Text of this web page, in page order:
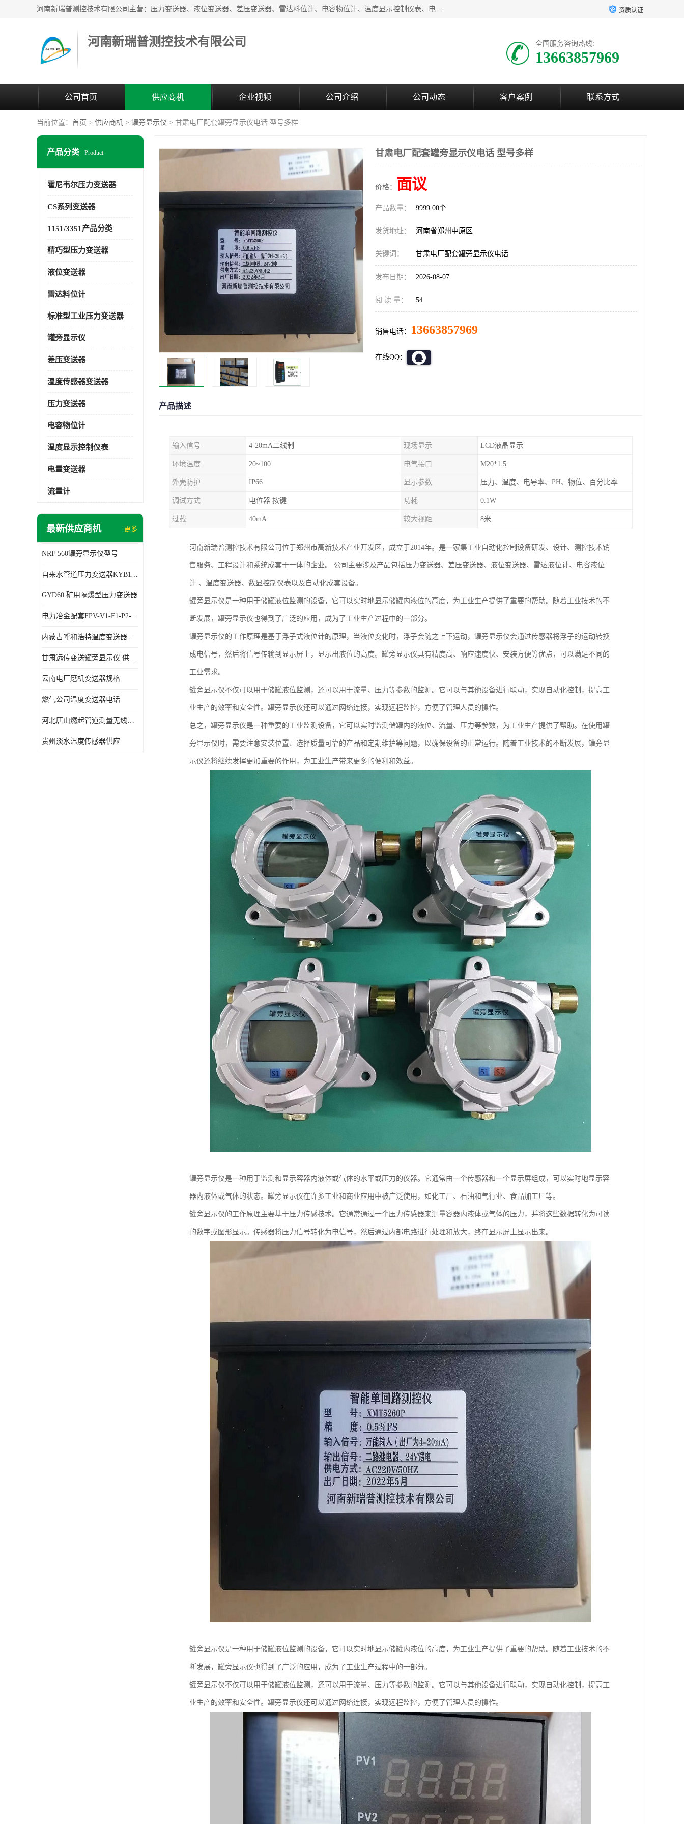
河南新瑞普测控技术有限公司主营：压力变送器、液位变送器、差压变送器、雷达料位计、电容物位计、温度显示控制仪表、电量变送器、流量计、工业自动化系统成套设备。 资质认证
河南新瑞普测控技术有限公司 全国服务咨询热线:
13663857969
公司首页 供应商机 企业视频 公司介绍 公司动态 客户案例 联系方式
当前位置： 首页 > 供应商机 > 罐旁显示仪 > 甘肃电厂配套罐旁显示仪电话 型号多样
产品分类 Product
霍尼韦尔压力变送器
CS系列变送器
1151/3351产品分类
精巧型压力变送器
液位变送器
雷达料位计
标准型工业压力变送器
罐旁显示仪
差压变送器
温度传感器变送器
压力变送器
电容物位计
温度显示控制仪表
电量变送器
流量计
最新供应商机 更多
NRF 560罐旁显示仪型号
自来水管道压力变送器KYB11G03M2型号 使用方便
GYD60 矿用隔爆型压力变送器
电力冶金配套FPV-V1-F1-P2-03电压变送器
内蒙古呼和浩特温度变送器配套罐旁显示仪供应 性能稳定
甘肃远传变送罐旁显示仪 供应及时
云南电厂磨机变送器规格
燃气公司温度变送器电话
河北唐山燃起管道测量无线压力变送器型号 性能稳定
贵州淡水温度传感器供应
甘肃电厂配套罐旁显示仪电话 型号多样
价格： 面议
产品数量： 9999.00个
发货地址： 河南省郑州中原区
关键词： 甘肃电厂配套罐旁显示仪电话
发布日期： 2026-08-07
阅 读 量： 54
销售电话： 13663857969
在线QQ：
产品描述
输入信号 4-20mA二线制 现场显示 LCD液晶显示
环境温度 20~100 电气接口 M20*1.5
外壳防护 IP66 显示参数 压力、温度、电导率、PH、物位、百分比率
调试方式 电位器 按键 功耗 0.1W
过载 40mA 较大视距 8米
河南新瑞普测控技术有限公司位于郑州市高新技术产业开发区，成立于2014年。是一家集工业自动化控制设备研发、设计、测控技术销
售服务、工程设计和系统成套于一体的企业。 公司主要涉及产品包括压力变送器、差压变送器、液位变送器、雷达液位计、电容液位
计 、温度变送器、数显控制仪表以及自动化成套设备。
罐旁显示仪是一种用于储罐液位监测的设备，它可以实时地显示储罐内液位的高度，为工业生产提供了重要的帮助。随着工业技术的不
断发展，罐旁显示仪也得到了广泛的应用，成为了工业生产过程中的一部分。
罐旁显示仪的工作原理是基于浮子式液位计的原理，当液位变化时，浮子会随之上下运动，罐旁显示仪会通过传感器将浮子的运动转换
成电信号，然后将信号传输到显示屏上，显示出液位的高度。罐旁显示仪具有精度高、响应速度快、安装方便等优点，可以满足不同的
工业需求。
罐旁显示仪不仅可以用于储罐液位监测，还可以用于流量、压力等参数的监测。它可以与其他设备进行联动，实现自动化控制，提高工
业生产的效率和安全性。罐旁显示仪还可以通过网络连接，实现远程监控，方便了管理人员的操作。
总之，罐旁显示仪是一种重要的工业监测设备，它可以实时监测储罐内的液位、流量、压力等参数，为工业生产提供了帮助。在使用罐
旁显示仪时，需要注意安装位置、选择质量可靠的产品和定期维护等问题，以确保设备的正常运行。随着工业技术的不断发展，罐旁显
示仪还将继续发挥更加重要的作用，为工业生产带来更多的便利和效益。
罐旁显示仪是一种用于监测和显示容器内液体或气体的水平或压力的仪器。它通常由一个传感器和一个显示屏组成，可以实时地显示容
器内液体或气体的状态。罐旁显示仪在许多工业和商业应用中被广泛使用，如化工厂、石油和气行业、食品加工厂等。
罐旁显示仪的工作原理主要基于压力传感技术。它通常通过一个压力传感器来测量容器内液体或气体的压力，并将这些数据转化为可读
的数字或图形显示。传感器将压力信号转化为电信号，然后通过内部电路进行处理和放大，终在显示屏上显示出来。
罐旁显示仪是一种用于储罐液位监测的设备，它可以实时地显示储罐内液位的高度，为工业生产提供了重要的帮助。随着工业技术的不
断发展，罐旁显示仪也得到了广泛的应用，成为了工业生产过程中的一部分。
罐旁显示仪不仅可以用于储罐液位监测，还可以用于流量、压力等参数的监测。它可以与其他设备进行联动，实现自动化控制，提高工
业生产的效率和安全性。罐旁显示仪还可以通过网络连接，实现远程监控，方便了管理人员的操作。